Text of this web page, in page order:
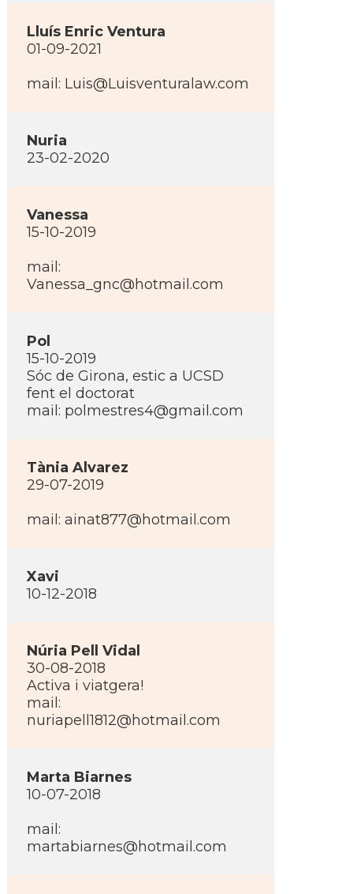
Lluí­s Enric Ventura
01-09-2021
mail: Luis@Luisventuralaw.com
Nuria
23-02-2020
Vanessa
15-10-2019
mail:
Vanessa_gnc@hotmail.com
Pol
15-10-2019
Sóc de Girona, estic a UCSD
fent el doctorat
mail: polmestres4@gmail.com
Tània Alvarez
29-07-2019
mail: ainat877@hotmail.com
Xavi
10-12-2018
Núria Pell Vidal
30-08-2018
Activa i viatgera!
mail:
nuriapell1812@hotmail.com
Marta Biarnes
10-07-2018
mail:
martabiarnes@hotmail.com